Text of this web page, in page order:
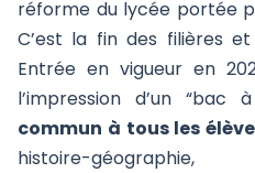
réforme du lycée portée
C’est la fin des filières et
Entrée en vigueur en
l’impression d’un
commun à tous les
histoire-